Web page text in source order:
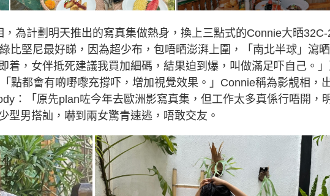
為計劃明天推出的寫真集做熱身，換上三點式的Connie大晒32C-
比堅尼最好睇，因為超少布，包唔晒澎湃上圍，「南北半球」瀉
着，女伴抵死建議我買加細碼，結果迫到爆，叫做滿足吓自己。
點都會有啲嘢嚟充撐吓，增加視覺效果。」Connie稱為影靚相，
：「原先plan咗今年去歐洲影寫真集，但工作太多真係行唔開，
型男搭訕，嚇到兩女驚青速逃，唔敢交友。